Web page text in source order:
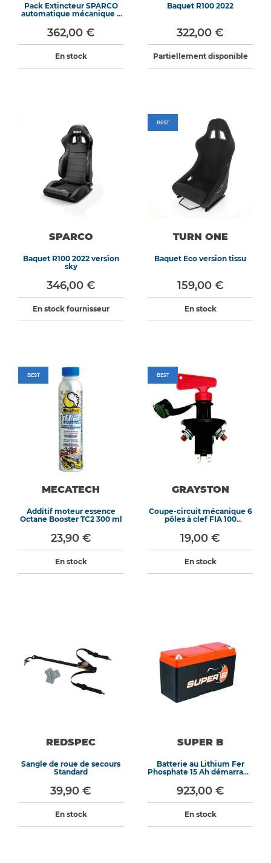
Pack Extincteur SPARCO
automatique mécanique +
REDSPEC
362,00 €
En stock
Baquet R100 2022
322,00 €
Partiellement disponible
SPARCO
Baquet R100 2022 version
sky
346,00 €
En stock fournisseur
BEST
TURN ONE
Baquet Eco version tissu
159,00 €
En stock
BEST
MECATECH
Additif moteur essence
Octane Booster TC2 300 ml
23,90 €
En stock
BEST
GRAYSTON
Coupe-circuit mécanique 6
pôles à clef FIA 100
19,00 €
En stock
REDSPEC
Sangle de roue de secours
Standard
39,90 €
En stock
SUPER B
Batterie au Lithium Fer
Phosphate 15 Ah démarrage
extrêmes 250 x 97 x 156
mm
923,00 €
En stock